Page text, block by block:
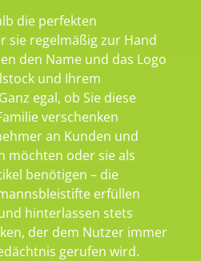
die perfekten
sie regelmäßig zur Hand
den Name und das Logo
und Ihrem
egal, ob Sie diese
verschenken
an Kunden und
möchten oder sie als
benötigen – die
erfüllen
hinterlassen stets
der dem Nutzer immer
gerufen wird.